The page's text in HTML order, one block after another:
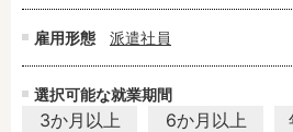
雇用形態 派遣社員
選択可能な就業期間
3か月以上 6か月以上
実働5時間以内
週3
土日祝のお仕事
社会保険完備
住宅